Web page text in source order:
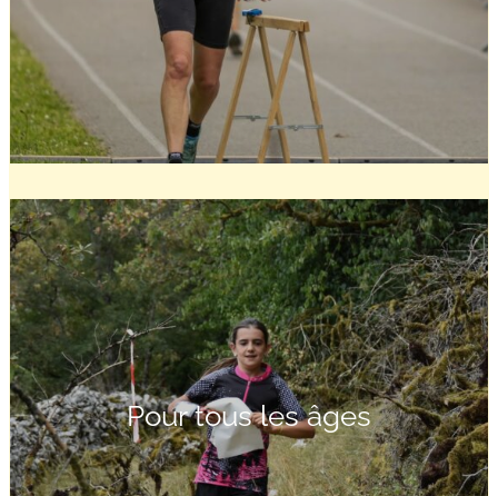
Pour tous les âges